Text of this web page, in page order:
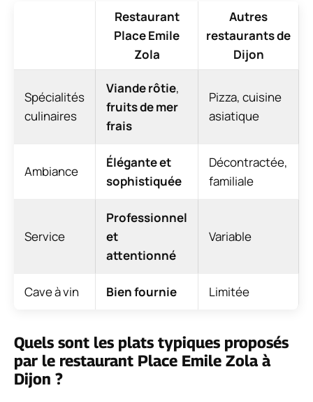
Restaurant
Place Emile
Zola
Autres
restaurants de
Dijon
Spécialités
culinaires
Viande rôtie,
fruits de mer
frais
Pizza, cuisine
asiatique
Ambiance
Élégante et
sophistiquée
Décontractée,
familiale
Service
Professionnel
et
attentionné
Variable
Cave à vin Bien fournie Limitée
Quels sont les plats typiques proposés
par le restaurant Place Emile Zola à
Dijon ?